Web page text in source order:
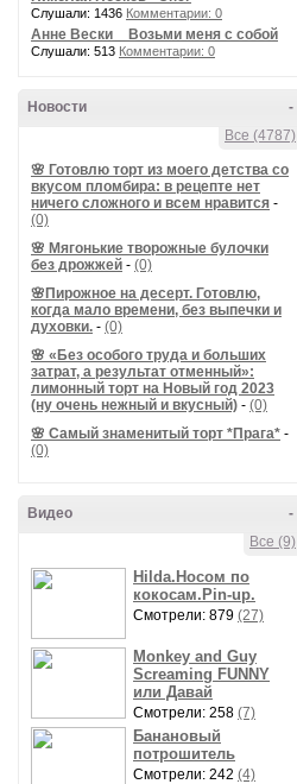
Слушали: 1436 Комментарии: 0
Анне Вески _ Возьми меня с собой
Слушали: 513 Комментарии: 0
-
Новости
Все (4787)
🌸 Готовлю торт из моего детства со
вкусом пломбира: в рецепте нет
ничего сложного и всем нравится -
(0)
🌸 Мягонькие творожные булочки
без дрожжей - (0)
🌸Пирожное на десерт. Готовлю,
когда мало времени, без выпечки и
духовки. - (0)
🌸 «Без особого труда и больших
затрат, а результат отменный»:
лимонный торт на Новый год 2023
(ну очень нежный и вкусный) - (0)
🌸 Самый знаменитый торт *Прага* -
(0)
-
Видео
Все (9)
Hilda.Носом по
кокосам.Pin-up.
Смотрели: 879 (27)
Monkey and Guy
Screaming FUNNY
или Давай
Смотрели: 258 (7)
Банановый
потрошитель
Смотрели: 242 (4)